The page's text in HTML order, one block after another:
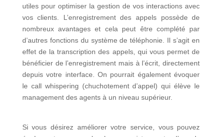
utiles pour optimiser la gestion de vos interactions avec
vos clients. L’enregistrement des appels possède de
nombreux avantages et cela peut être complété par
d’autres fonctions du système de téléphonie. Il s’agit en
effet de la transcription des appels, qui vous permet de
bénéficier de l’enregistrement mais à l’écrit, directement
depuis votre interface. On pourrait également évoquer
le call whispering (chuchotement d’appel) qui élève le
management des agents à un niveau supérieur.
Si vous désirez améliorer votre service, vous pouvez